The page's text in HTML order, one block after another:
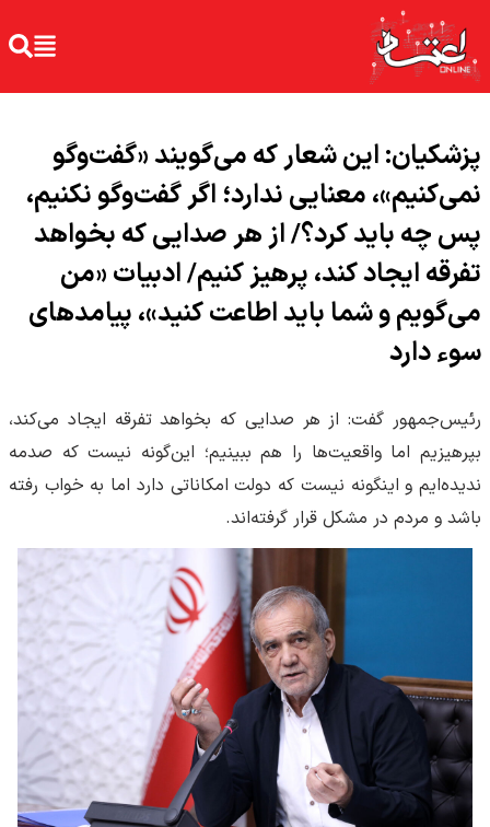
پزشکیان: این شعار که می‌گویند «گفت‌وگو
نمی‌کنیم»، معنایی ندارد؛ اگر گفت‌وگو نکنیم،
پس چه باید کرد؟/ از هر صدایی که بخواهد
تفرقه ایجاد کند، پرهیز کنیم/ ادبیات «من
می‌گویم و شما باید اطاعت کنید»، پیامدهای
سوء دارد
رئیس‌جمهور گفت: از هر صدایی که بخواهد تفرقه ایجاد می‌کند،
بپرهیزیم اما واقعیت‌ها را هم ببینیم؛ این‌گونه نیست که صدمه
ندیده‌ایم و اینگونه نیست که دولت امکاناتی دارد اما به خواب رفته
باشد و مردم در مشکل قرار گرفته‌اند.